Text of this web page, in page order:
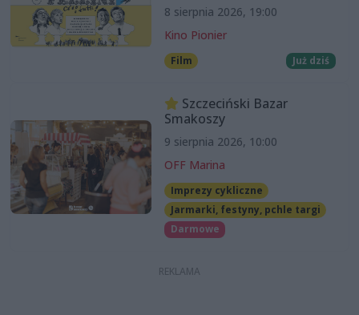
8 sierpnia 2026, 19:00
Kino Pionier
Film Już dziś
Szczeciński Bazar
Smakoszy
9 sierpnia 2026, 10:00
OFF Marina
Imprezy cykliczne
Jarmarki, festyny, pchle targi
Darmowe